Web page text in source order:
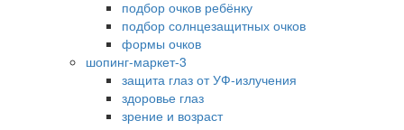
подбор очков ребёнку
подбор солнцезащитных очков
формы очков
шопинг-маркет-3
защита глаз от УФ-излучения
здоровье глаз
зрение и возраст